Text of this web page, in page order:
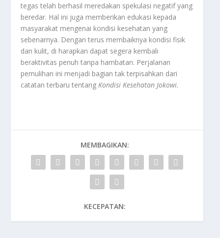
tegas telah berhasil meredakan spekulasi negatif yang
beredar. Hal ini juga memberikan edukasi kepada
masyarakat mengenai kondisi kesehatan yang
sebenarnya. Dengan terus membaiknya kondisi fisik
dan kulit, di harapkan dapat segera kembali
beraktivitas penuh tanpa hambatan. Perjalanan
pemulihan ini menjadi bagian tak terpisahkan dari
catatan terbaru tentangKondisi Kesehatan Jokowi.
MEMBAGIKAN:
KECEPATAN: